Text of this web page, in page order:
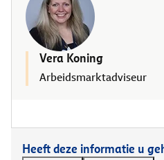
Vera Koning
Arbeidsmarktadviseur
Heeft deze informatie u